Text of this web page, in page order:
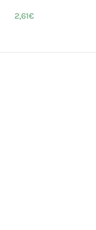
2,61€